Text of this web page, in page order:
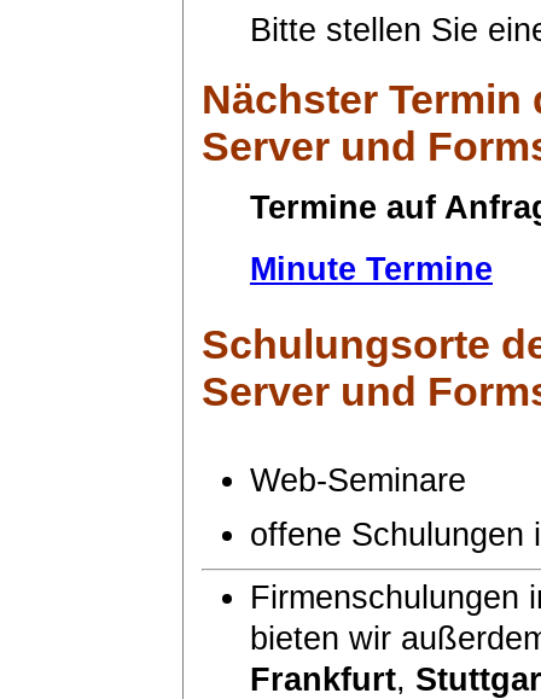
Bitte stellen Sie
Nächster Termin
Server und
Termine auf
Minute Termine
Schulungsorte
Server und
Web-Seminare
offene Schulungen
Firmenschulungen
bieten wir
Frankfurt,